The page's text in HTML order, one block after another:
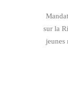
sur la
jeunes